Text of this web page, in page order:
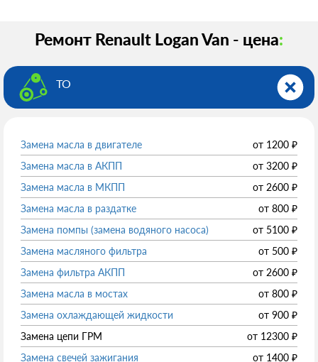
Ремонт Renault Logan Van - цена:
ТО
Замена масла в двигателе от 1200 ₽
Замена масла в АКПП
от 3200 ₽
Замена масла в МКПП
от 2600 ₽
Замена масла в раздатке
от 800 ₽
Замена помпы (замена водяного насоса)
от 5100 ₽
Замена масляного фильтра
от 500 ₽
Замена фильтра АКПП
от 2600 ₽
Замена масла в мостах
от 800 ₽
Замена охлаждающей жидкости
от 900 ₽
Замена цепи ГРМ
от 12300 ₽
Замена свечей зажигания
от 1400 ₽